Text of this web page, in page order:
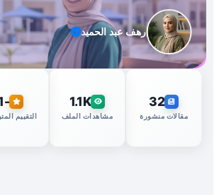
رهف عبد الحميد
32
مقالات منشورة
1.1K
مشاهدات الملف
-1
التقييم المتوسط